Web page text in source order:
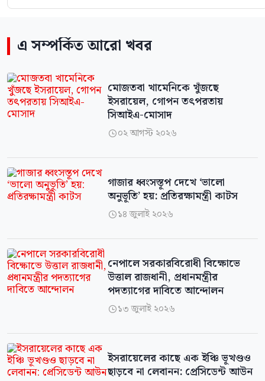
এ সম্পর্কিত আরো খবর
মোজতবা খামেনিকে খুঁজছে
ইসরায়েল, গোপন তৎপরতায়
সিআইএ-মোসাদ
০২ আগস্ট ২০২৬
গাজার ধ্বংসস্তূপ দেখে ‘ভালো
অনুভূতি’ হয়: প্রতিরক্ষামন্ত্রী কাটস
১৪ জুলাই ২০২৬
নেপালে সরকারবিরোধী বিক্ষোভে
উত্তাল রাজধানী, প্রধানমন্ত্রীর
পদত্যাগের দাবিতে আন্দোলন
১৩ জুলাই ২০২৬
ইসরায়েলের কাছে এক ইঞ্চি ভূখণ্ডও
ছাড়বে না লেবানন: প্রেসিডেন্ট আউন